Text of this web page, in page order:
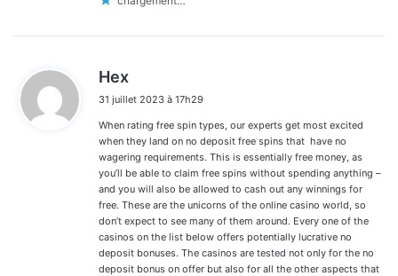
Hex
t
:
31 juillet 2023 à 17h29
When rating free spin types, our experts get most excited
when they land on no deposit free spins that have no
wagering requirements. This is essentially free money, as
you’ll be able to claim free spins without spending anything –
and you will also be allowed to cash out any winnings for
free. These are the unicorns of the online casino world, so
don’t expect to see many of them around. Every one of the
casinos on the list below offers potentially lucrative no
deposit bonuses. The casinos are tested not only for the no
deposit bonus on offer but also for all the other aspects that